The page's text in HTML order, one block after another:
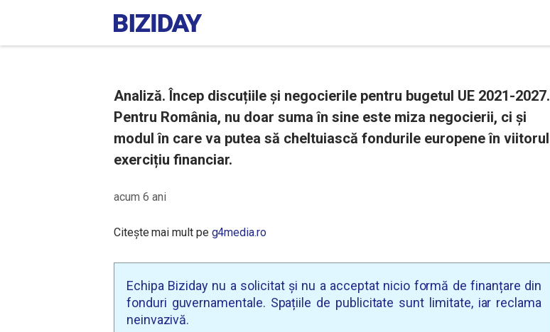
Analiză. Încep discuțiile și negocierile pentru bugetul UE 2021-2027.
Pentru România, nu doar suma în sine este miza negocierii, ci și
modul în care va putea să cheltuiască fondurile europene în viitorul
exercițiu financiar.
acum 6 ani
Citește mai mult pe g4media.ro
Echipa Biziday nu a solicitat și nu a acceptat nicio formă de finanțare din
fonduri guvernamentale. Spațiile de publicitate sunt limitate, iar reclama
neinvazivă.